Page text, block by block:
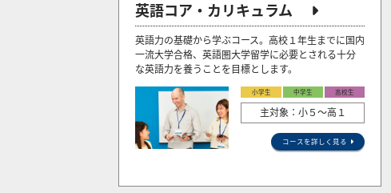
英語コア・カリキュラム
英語力の基礎から学ぶコース。高校１年生までに国内
一流大学合格、英語圏大学留学に必要とされる十分
な英語力を養うことを目標とします。
小学生 中学生 高校生
主対象：小５〜高１
コースを詳しく見る